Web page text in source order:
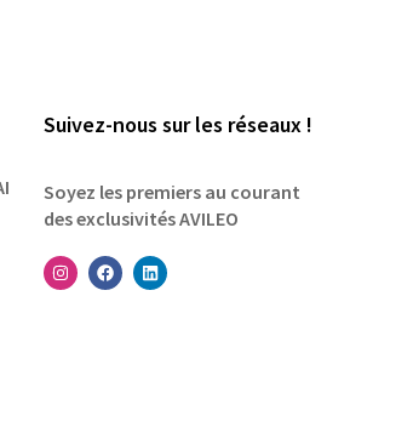
Suivez-nous sur les réseaux !
Soyez les premiers au courant
des exclusivités AVILEO